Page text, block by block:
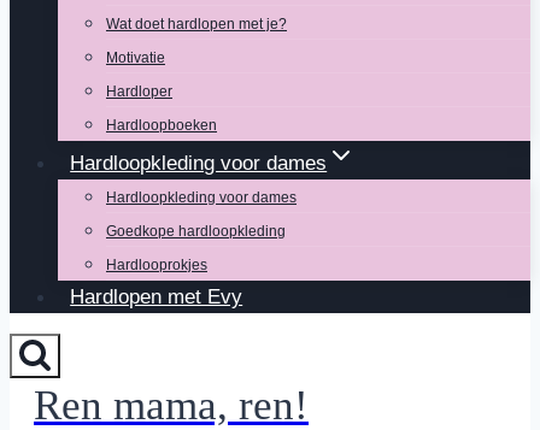
Wat doet hardlopen met je?
Motivatie
Hardloper
Hardloopboeken
Hardloopkleding voor dames
Hardloopkleding voor dames
Goedkope hardloopkleding
Hardlooprokjes
Hardlopen met Evy
Ren mama, ren!